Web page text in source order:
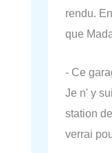
rendu.
que
- Ce
Je n' y
station
verrai